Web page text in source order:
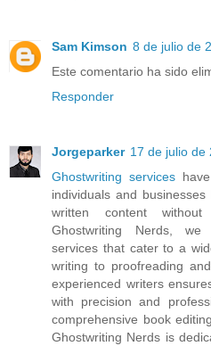
Sam Kimson 8 de julio de
Este comentario ha sido
Responder
Jorgeparker 17 de julio de
Ghostwriting serviceshave
individuals and
written content
Ghostwriting Nerds, we
services that cater to a
writing to proofreading
experienced writers
with precision and
comprehensive book
Ghostwriting Nerds is